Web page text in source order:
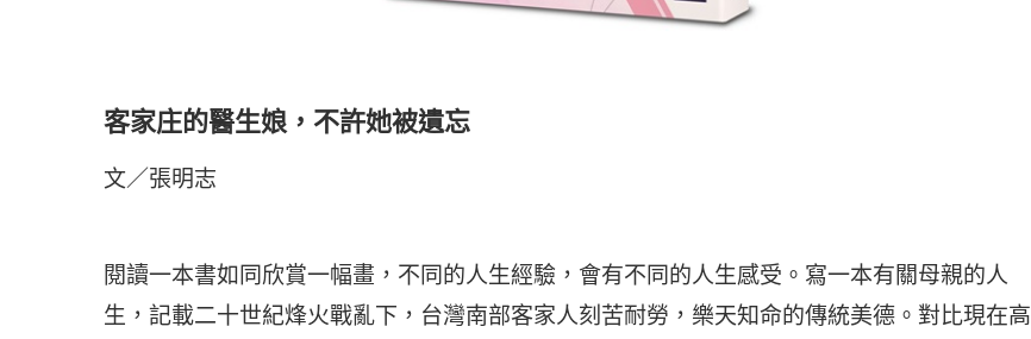
客家庄的醫生娘，不許她被遺忘
文／張明志
閱讀一本書如同欣賞一幅畫，不同的人生經驗，會有不同的人生感受。寫一本有關母親的人
生，記載二十世紀烽火戰亂下，台灣南部客家人刻苦耐勞，樂天知命的傳統美德。對比現在高